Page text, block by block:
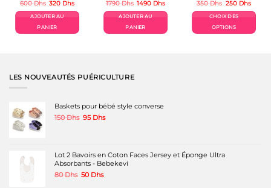
600Dhs Le
initial
était :
600 Dhs.
320 DhsLe
actuel
AJOUTER AU
PANIER
1790Dhs Le
initial
était :
1790 Dhs.
1490 DhsLe
actuel
AJOUTER AU
PANIER
350Dhs Le
initial
était :
350 Dhs.
250 DhsLe
actuel
CHOIX DES
OPTIONS
a
du
LES NOUVEAUTÉS PUÉRICULTURE
Baskets pour bébé style converse
150Dhs Le
95 DhsLe
Lot 2 Bavoirs en Coton Faces Jersey et Éponge Ultra
Absorbants - Bebekevi
80Dhs Le
50 DhsLe